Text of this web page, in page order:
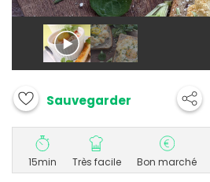
Sauvegarder
15min Très facile Bon marché